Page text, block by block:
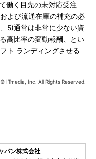
働く目先の未対応受注
よび流通在庫の補充の必
5)通常は非常に少ない資
高比率の変動報酬、とい
ト ランディングさせる
ITmedia, Inc. All Rights Reserved.
パン株式会社